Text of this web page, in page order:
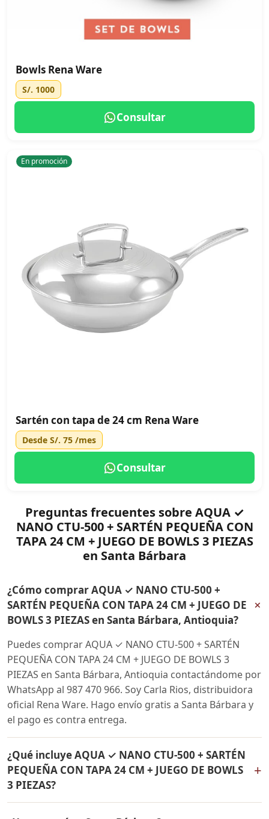
Bowls Rena Ware
S/. 1000
Consultar
En promoción
Sartén con tapa de 24 cm Rena Ware
Desde S/. 75 /mes
Consultar
Preguntas frecuentes sobre AQUA ✓
NANO CTU-500 + SARTÉN PEQUEÑA CON
TAPA 24 CM + JUEGO DE BOWLS 3 PIEZAS
en Santa Bárbara
¿Cómo comprar AQUA ✓ NANO CTU-500 +
SARTÉN PEQUEÑA CON TAPA 24 CM + JUEGO DE
BOWLS 3 PIEZAS en Santa Bárbara, Antioquia?
+
Puedes comprar AQUA ✓ NANO CTU-500 + SARTÉN
PEQUEÑA CON TAPA 24 CM + JUEGO DE BOWLS 3
PIEZAS en Santa Bárbara, Antioquia contactándome por
WhatsApp al 987 470 966. Soy Carla Rios, distribuidora
oficial Rena Ware. Hago envío gratis a Santa Bárbara y
el pago es contra entrega.
¿Qué incluye AQUA ✓ NANO CTU-500 + SARTÉN
PEQUEÑA CON TAPA 24 CM + JUEGO DE BOWLS
3 PIEZAS?
+